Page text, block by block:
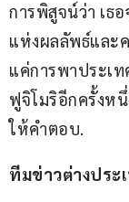
การพิสูจน์ว่า เธ
แห่งผลลัพธ์และ
แค่การพาประเ
ฟูจิโมริอีกครั้งหนึ่
ให้คำตอบ.
ทีมข่าวต่างประ